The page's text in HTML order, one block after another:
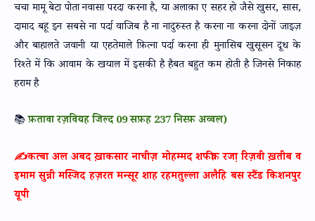
चचा मामू बेटा पोता नवासा परदा करना है, या अलाक़ा ए सहर हो जैसे खुसर, सास,
दामाद बहू इन सबसे ना पर्दा वाजिब है ना नादुरुस्त है करना ना करना दोनों जाइज़
और बाहालते जवानी या एहतेमाले फ़ित्ना पर्दा करना ही मुनासिब खुसूसन दूध के
रिश्ते में कि आवाम के खयाल में इसकी है हैबत बहुत कम होती है जिनसे निकाह
हराम है
📚फ़तावा रज़वियह जिल्द 09 सफ़ह 237 निस्फ़ अव्वल)
✍️कत्बा अल अबद ख़ाकसार नाचीज़ मोहम्मद शफीक़ रजा़ रिज़वी ख़तीब व
इमाम सुन्नी मस्जिद हज़रत मन्सूर शाह रहमतुल्ला अलैहि बस स्टैंड किशनपुर
यूपी